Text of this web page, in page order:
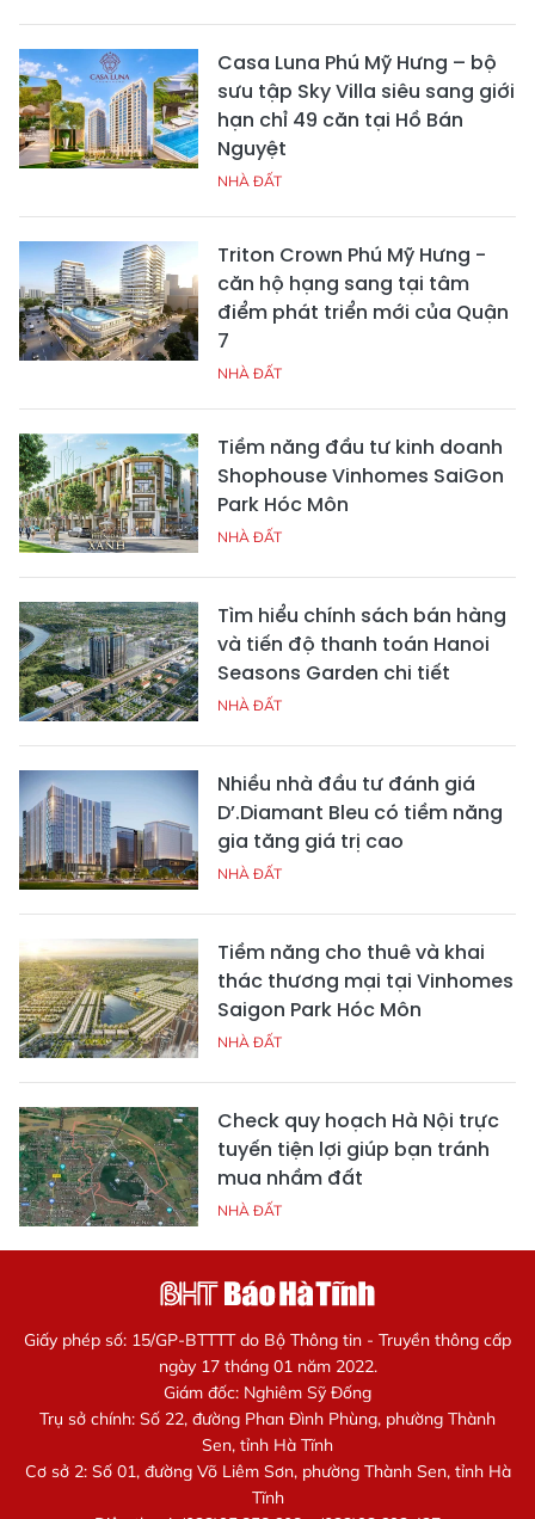
Casa Luna Phú Mỹ Hưng – bộ
sưu tập Sky Villa siêu sang giới
hạn chỉ 49 căn tại Hồ Bán
Nguyệt
NHÀ ĐẤT
Triton Crown Phú Mỹ Hưng -
căn hộ hạng sang tại tâm
điểm phát triển mới của Quận
7
NHÀ ĐẤT
Tiềm năng đầu tư kinh doanh
Shophouse Vinhomes SaiGon
Park Hóc Môn
NHÀ ĐẤT
Tìm hiểu chính sách bán hàng
và tiến độ thanh toán Hanoi
Seasons Garden chi tiết
NHÀ ĐẤT
Nhiều nhà đầu tư đánh giá
D’.Diamant Bleu có tiềm năng
gia tăng giá trị cao
NHÀ ĐẤT
Tiềm năng cho thuê và khai
thác thương mại tại Vinhomes
Saigon Park Hóc Môn
NHÀ ĐẤT
Check quy hoạch Hà Nội trực
tuyến tiện lợi giúp bạn tránh
mua nhầm đất
NHÀ ĐẤT
Giấy phép số: 15/GP-BTTTT do Bộ Thông tin - Truyền thông cấp
ngày 17 tháng 01 năm 2022.
Giám đốc: Nghiêm Sỹ Đống
Trụ sở chính: Số 22, đường Phan Đình Phùng, phường Thành
Sen, tỉnh Hà Tĩnh
Cơ sở 2: Số 01, đường Võ Liêm Sơn, phường Thành Sen, tỉnh Hà
Tĩnh